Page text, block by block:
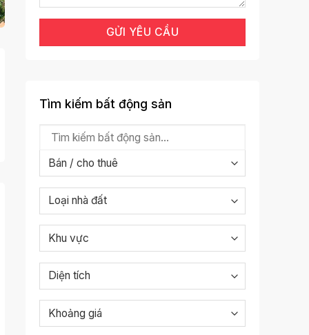
Tìm kiếm bất động sản